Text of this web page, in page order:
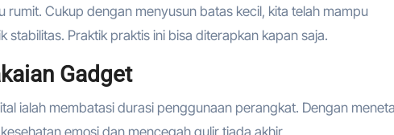
rumit. Cukup dengan menyusun batas kecil, kita telah mampu
Praktik praktis ini bisa diterapkan kapan saja.
Gadget
ialah membatasi durasi penggunaan perangkat. Dengan
emosi dan mencegah gulir tiada akhir.